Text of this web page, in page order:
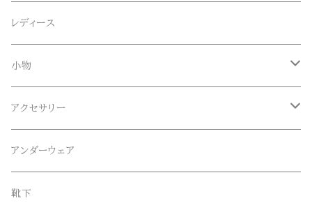
Anapau,Seaing,ANAPAU UG
Blundstone(ブランドストーン)
CameOne(ケイムワン)
CANDY DESIGN&WORKS(CDW)
collonil(コロニル)
トップス
Tシャツ
ロンT
ボトムス
ロング
ショート
セットアップ
シューズ
シューズ
レディース
小物
帽子、マフラー、手袋
メガネ、サングラス
ベルト
アクセサリー
リング
ブレスレット、バングル
アンダーウェア
靴下